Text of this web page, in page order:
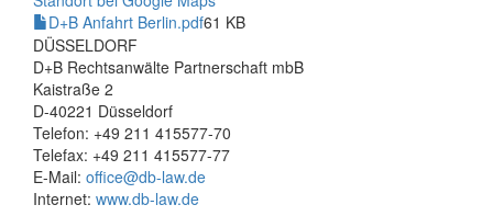
D+B Anfahrt Berlin.pdf61 KB
DÜSSELDORF
D+B Rechtsanwälte Partnerschaft mbB
Kaistraße 2
D-40221 Düsseldorf
Telefon: +49 211 415577-70
Telefax: +49 211 415577-77
E-Mail: office@db-law.de
Internet: www.db-law.de